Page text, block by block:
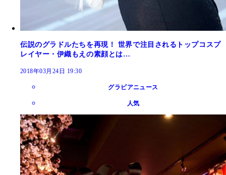
伝説のグラドルたちを再現！ 世界で注目されるトップコスプ
レイヤー・伊織もえの素顔とは…
2018年03月24日 19:30
グラビアニュース
人気